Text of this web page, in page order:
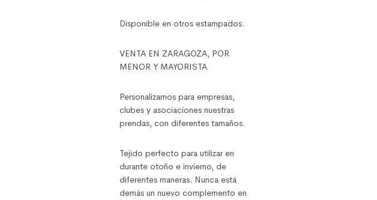
Disponible en otros estampados.
VENTA EN ZARAGOZA, POR
MENOR Y MAYORISTA
Personalizamos para empresas,
clubes y asociaciones nuestras
prendas, con diferentes tamaños.
Tejido perfecto para utilizar en
durante otoño e invierno, de
diferentes maneras. Nunca está
demás un nuevo complemento en